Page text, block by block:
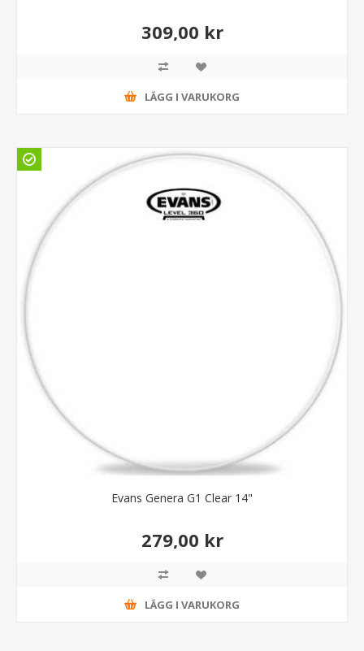
309,00 kr
LÄGG I VARUKORG
Evans Genera G1 Clear 14"
279,00 kr
LÄGG I VARUKORG